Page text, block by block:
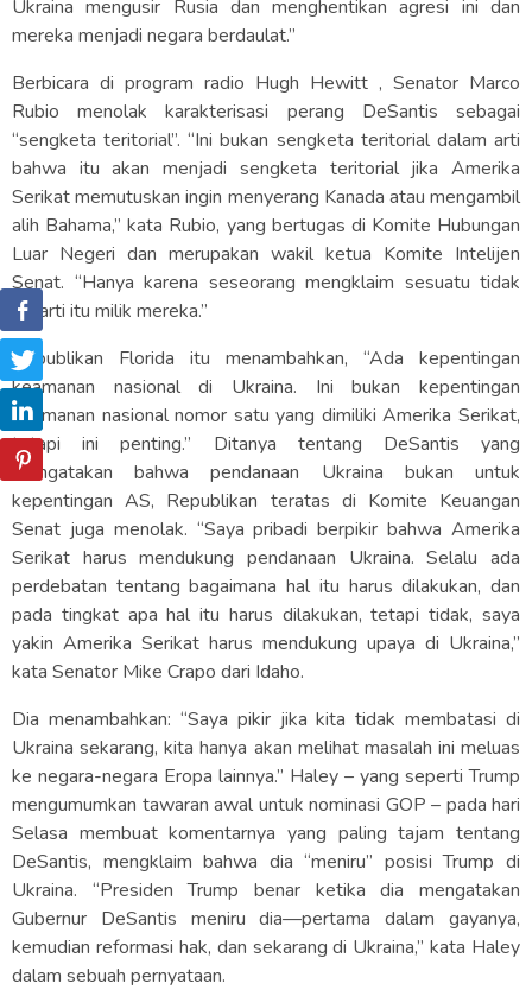
Ukraina mengusir Rusia dan menghentikan agresi ini dan
mereka menjadi negara berdaulat.”
Berbicara di program radio Hugh Hewitt , Senator Marco
Rubio menolak karakterisasi perang DeSantis sebagai
“sengketa teritorial”. “Ini bukan sengketa teritorial dalam arti
bahwa itu akan menjadi sengketa teritorial jika Amerika
Serikat memutuskan ingin menyerang Kanada atau mengambil
alih Bahama,” kata Rubio, yang bertugas di Komite Hubungan
Luar Negeri dan merupakan wakil ketua Komite Intelijen
Senat. “Hanya karena seseorang mengklaim sesuatu tidak
berarti itu milik mereka.”
Republikan Florida itu menambahkan, “Ada kepentingan
keamanan nasional di Ukraina. Ini bukan kepentingan
keamanan nasional nomor satu yang dimiliki Amerika Serikat,
tetapi ini penting.” Ditanya tentang DeSantis yang
mengatakan bahwa pendanaan Ukraina bukan untuk
kepentingan AS, Republikan teratas di Komite Keuangan
Senat juga menolak. “Saya pribadi berpikir bahwa Amerika
Serikat harus mendukung pendanaan Ukraina. Selalu ada
perdebatan tentang bagaimana hal itu harus dilakukan, dan
pada tingkat apa hal itu harus dilakukan, tetapi tidak, saya
yakin Amerika Serikat harus mendukung upaya di Ukraina,”
kata Senator Mike Crapo dari Idaho.
Dia menambahkan: “Saya pikir jika kita tidak membatasi di
Ukraina sekarang, kita hanya akan melihat masalah ini meluas
ke negara-negara Eropa lainnya.” Haley – yang seperti Trump
mengumumkan tawaran awal untuk nominasi GOP – pada hari
Selasa membuat komentarnya yang paling tajam tentang
DeSantis, mengklaim bahwa dia “meniru” posisi Trump di
Ukraina. “Presiden Trump benar ketika dia mengatakan
Gubernur DeSantis meniru dia—pertama dalam gayanya,
kemudian reformasi hak, dan sekarang di Ukraina,” kata Haley
dalam sebuah pernyataan.